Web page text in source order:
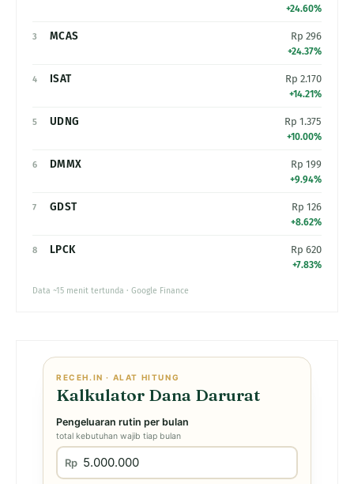
+24.60%
3 MCAS Rp 296
+24.37%
4 ISAT Rp 2.170
+14.21%
5 UDNG Rp 1.375
+10.00%
6 DMMX Rp 199
+9.94%
7 GDST Rp 126
+8.62%
8 LPCK Rp 620
+7.83%
Data ~15 menit tertunda · Google Finance
RECEH.IN · ALAT HITUNG
Kalkulator Dana Darurat
Pengeluaran rutin per bulan
total kebutuhan wajib tiap bulan
Rp